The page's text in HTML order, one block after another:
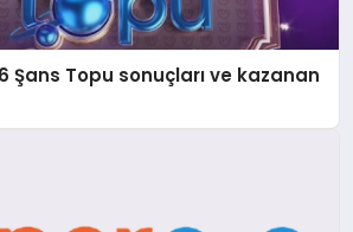
Şans Topu sonuçları ve kazanan